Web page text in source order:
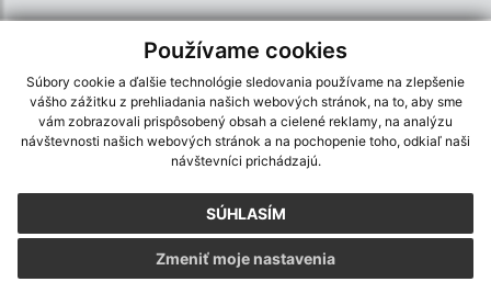
Používame cookies
Súbory cookie a ďalšie technológie sledovania používame na zlepšenie
vášho zážitku z prehliadania našich webových stránok, na to, aby sme
vám zobrazovali prispôsobený obsah a cielené reklamy, na analýzu
návštevnosti našich webových stránok a na pochopenie toho, odkiaľ naši
návštevníci prichádzajú.
SÚHLASÍM
Zmeniť moje nastavenia